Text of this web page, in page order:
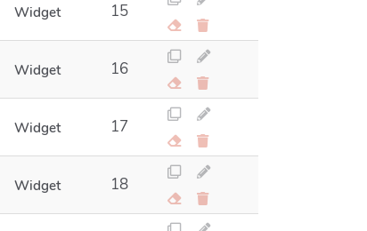
Widget 15
Widget 16
Widget 17
Widget 18